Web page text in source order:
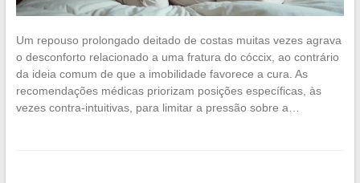
Um repouso prolongado deitado de costas muitas vezes agrava
o desconforto relacionado a uma fratura do cóccix, ao contrário
da ideia comum de que a imobilidade favorece a cura. As
recomendações médicas priorizam posições específicas, às
vezes contra-intuitivas, para limitar a pressão sobre a…